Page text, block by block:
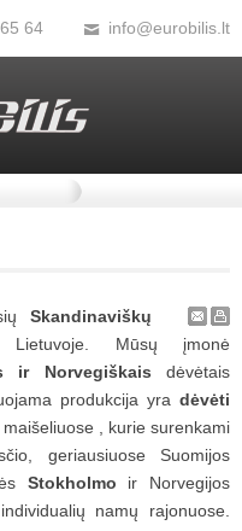
64 info@eurobilis.lt
Skandinaviškų
Lietuvoje. Mūsų įmonė
ir Norvegiškais dėvėtais
produkcija yra dėvėti
, kurie surenkami
geriausiuose Suomijos
Stokholmo ir Norvegijos
namų rajonuose.